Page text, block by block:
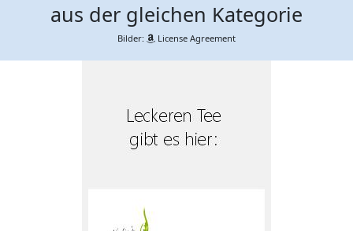
aus der gleichen Kategorie
Bilder: License Agreement